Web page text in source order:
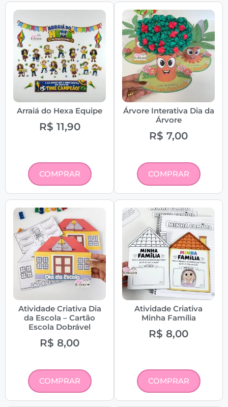
Arraiá do Hexa Equipe
R$ 11,90
COMPRAR
Árvore Interativa Dia da
Árvore
R$ 7,00
COMPRAR
Atividade Criativa Dia
da Escola – Cartão
Escola Dobrável
R$ 8,00
COMPRAR
Atividade Criativa
Minha Família
R$ 8,00
COMPRAR